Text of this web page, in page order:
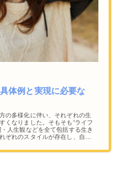
体例と実現に必要な
の多様化に伴い、それぞれの生
くなりました。そもそも“ライフ
人生観などを全て包括する生き
ぞれのスタイルが存在し、自由
フスタイル”の形が注目されてい